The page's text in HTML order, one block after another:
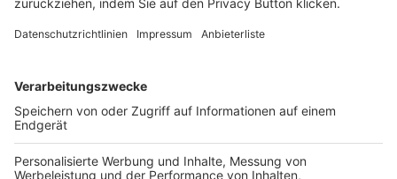
FOLGE DEM BFV
TOP-VEREINE